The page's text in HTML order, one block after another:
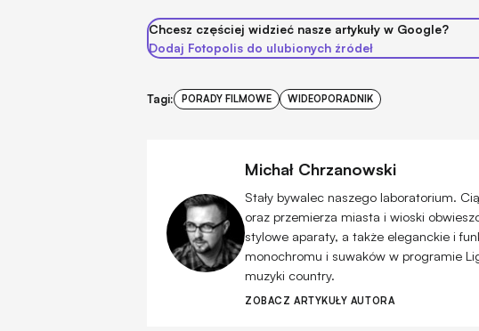
Chcesz częściej widzieć nasze artykuły w Google?
Dodaj Fotopolis do ulubionych źródeł
Tagi: PORADY FILMOWE WIDEOPORADNIK
Michał Chrzanowski
Stały bywalec naszego laboratorium.
oraz przemierza miasta i wioski
stylowe aparaty, a także eleganckie i
monochromu i suwaków w programie
muzyki country.
ZOBACZ ARTYKUŁY AUTORA